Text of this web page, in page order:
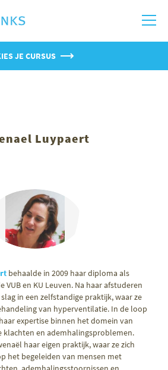
JE CURSUS
Luypaert
behaalde in 2009 haar diploma als
VUB en KU Leuven. Na haar afstuderen
in een zelfstandige praktijk, waar ze
van hyperventilatie. In de loop
expertise binnen het domein van
klachten en ademhalingsproblemen.
haar eigen praktijk, waar ze zich
het begeleiden van mensen met